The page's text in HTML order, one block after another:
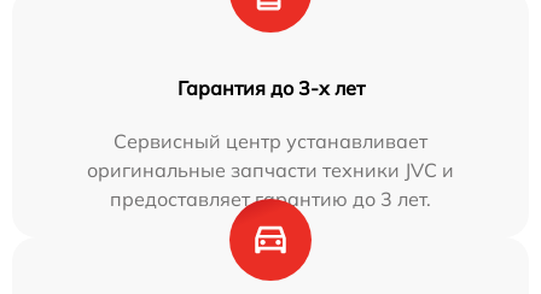
Гарантия до 3-х лет
Сервисный центр устанавливает
оригинальные запчасти техники JVC и
предоставляет гарантию до 3 лет.